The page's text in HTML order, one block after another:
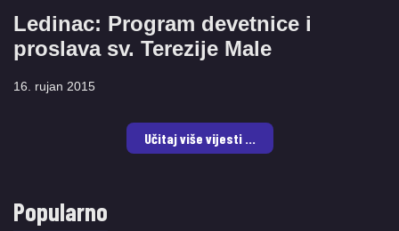
Ledinac: Program devetnice i
proslava sv. Terezije Male
16. rujan 2015
Učitaj više vijesti ...
Popularno